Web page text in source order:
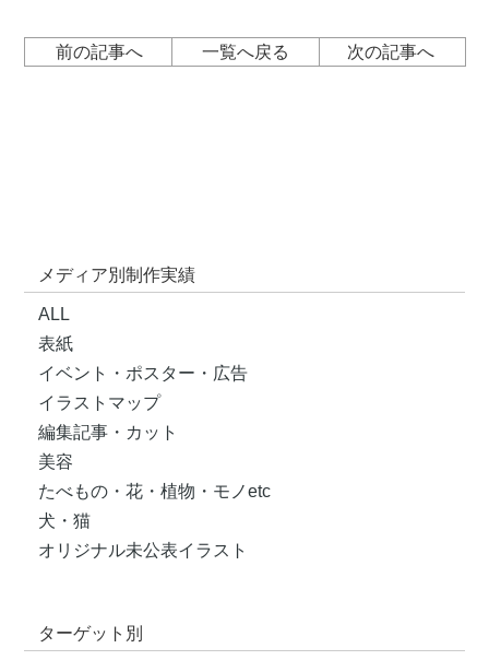
前の記事へ 一覧へ戻る 次の記事へ
メディア別制作実績
ALL
表紙
イベント・ポスター・広告
イラストマップ
編集記事・カット
美容
たべもの・花・植物・モノetc
犬・猫
オリジナル未公表イラスト
ターゲット別